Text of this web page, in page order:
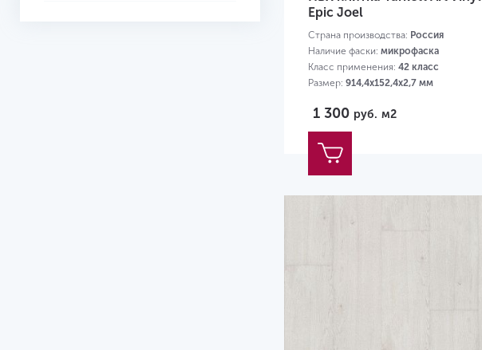
Epic Joel
Страна производства: Россия
Наличие фаски: микрофаска
Класс применения: 42 класс
Размер: 914,4х152,4х2,7 мм
1 300 руб. м2